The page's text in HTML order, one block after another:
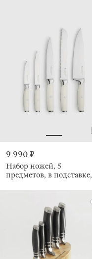
9 990 ₽
Набор ножей, 5
предметов, в подставке,